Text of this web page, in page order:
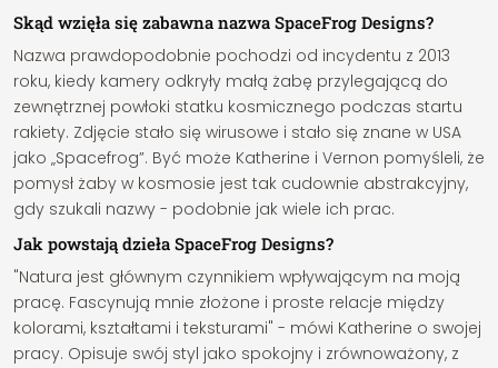
Skąd wzięła się zabawna nazwa SpaceFrog Designs?
Nazwa prawdopodobnie pochodzi od incydentu z 2013
roku, kiedy kamery odkryły małą żabę przylegającą do
zewnętrznej powłoki statku kosmicznego podczas startu
rakiety. Zdjęcie stało się wirusowe i stało się znane w USA
jako „Spacefrog”. Być może Katherine i Vernon pomyśleli, że
pomysł żaby w kosmosie jest tak cudownie abstrakcyjny,
gdy szukali nazwy - podobnie jak wiele ich prac.
Jak powstają dzieła SpaceFrog Designs?
"Natura jest głównym czynnikiem wpływającym na moją
pracę. Fascynują mnie złożone i proste relacje między
kolorami, kształtami i teksturami" - mówi Katherine o swojej
pracy. Opisuje swój styl jako spokojny i zrównoważony, z